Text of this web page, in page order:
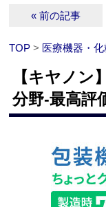
« 前の記事
TOP > 医療機器・化
【キヤノン
分野‐最高評